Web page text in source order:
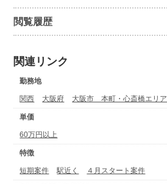
閲覧履歴
関連リンク
勤務地
関西 大阪府 大阪市 本町・心斎橋エリア
単価
60万円以上
特徴
短期案件 駅近く ４月スタート案件